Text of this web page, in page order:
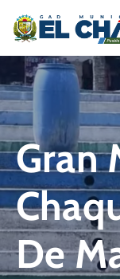
Inicio
Estructura
Transparencia
Rendición
De
Cuentas
Pages
Gran
De